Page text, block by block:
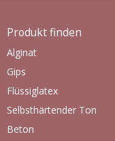
Produkt finden
Alginat
Gips
Flüssiglatex
Selbsthärtender Ton
Beton